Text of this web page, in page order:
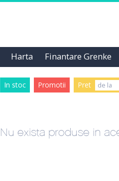
Harta Finantare Grenke
In stoc Promotii Pret
Nu exista produse in